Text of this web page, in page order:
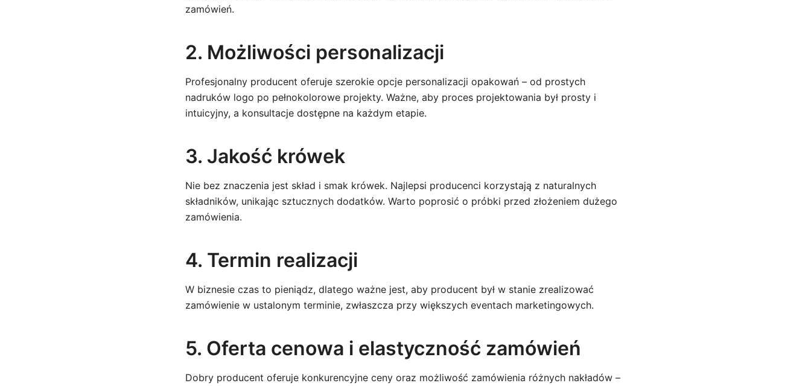
zamówień.
2. Możliwości personalizacji
Profesjonalny producent oferuje szerokie opcje personalizacji opakowań – od prostych
nadruków logo po pełnokolorowe projekty. Ważne, aby proces projektowania był prosty i
intuicyjny, a konsultacje dostępne na każdym etapie.
3. Jakość krówek
Nie bez znaczenia jest skład i smak krówek. Najlepsi producenci korzystają z naturalnych
składników, unikając sztucznych dodatków. Warto poprosić o próbki przed złożeniem dużego
zamówienia.
4. Termin realizacji
W biznesie czas to pieniądz, dlatego ważne jest, aby producent był w stanie zrealizować
zamówienie w ustalonym terminie, zwłaszcza przy większych eventach marketingowych.
5. Oferta cenowa i elastyczność zamówień
Dobry producent oferuje konkurencyjne ceny oraz możliwość zamówienia różnych nakładów –